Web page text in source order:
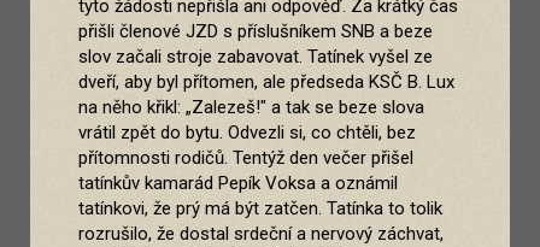
tyto žádosti nepřišla ani odpověď. Za krátký čas
přišli členové JZD s příslušníkem SNB a beze
slov začali stroje zabavovat. Tatínek vyšel ze
dveří, aby byl přítomen, ale předseda KSČ B. Lux
na něho křikl: „Zalezeš!" a tak se beze slova
vrátil zpět do bytu. Odvezli si, co chtěli, bez
přítomnosti rodičů. Tentýž den večer přišel
tatínkův kamarád Pepík Voksa a oznámil
tatínkovi, že prý má být zatčen. Tatínka to tolik
rozrušilo, že dostal srdeční a nervový záchvat,